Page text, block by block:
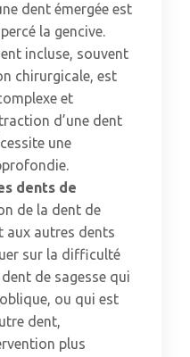
dent émergée est
la gencive.
incluse, souvent
chirurgicale, est
et
d’une dent
une
dents de
de la dent de
aux autres dents
sur la difficulté
de sagesse qui
ou qui est
dent,
plus